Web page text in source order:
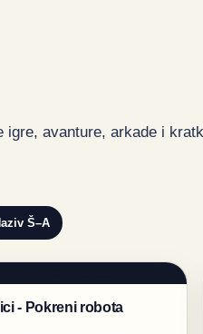
avanture, arkade i
Š–A
- Pokreni robota